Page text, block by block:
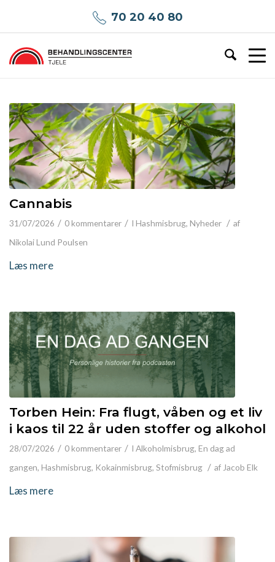
70 20 40 80
Cannabis
31/07/2026 / 0 kommentarer / I Hashmisbrug, Nyheder / af
Nikolai Lund Poulsen
Læs mere
Torben Hein: Fra flugt, våben og et liv
i kaos til 22 år uden stoffer og alkohol
28/07/2026 / 0 kommentarer / I Alkoholmisbrug, En dag ad
gangen, Hashmisbrug, Kokainmisbrug, Stofmisbrug / af Jacob Elk
Læs mere